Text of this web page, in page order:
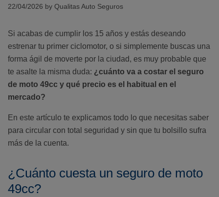
22/04/2026 by Qualitas Auto Seguros
Si acabas de cumplir los 15 años y estás deseando
estrenar tu primer ciclomotor, o si simplemente buscas una
forma ágil de moverte por la ciudad, es muy probable que
te asalte la misma duda: ¿cuánto va a costar el seguro
de moto 49cc y qué precio es el habitual en el
mercado?
En este artículo te explicamos todo lo que necesitas saber
para circular con total seguridad y sin que tu bolsillo sufra
más de la cuenta.
¿Cuánto cuesta un seguro de moto
49cc?